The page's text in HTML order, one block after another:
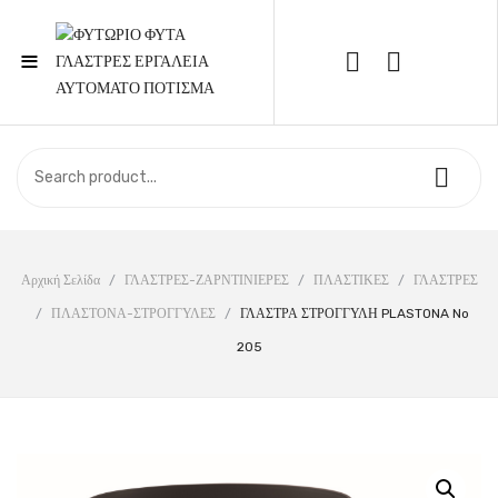
≡
Call Support: 210 6857844
ΣΧΕΤΙΚΆ ΜΕ ΕΜΆΣ
ΕΠΙΚΟΙΝΩΝΊΑ
Αρχική Σελίδα / ΓΛΑΣΤΡΕΣ-ΖΑΡΝΤΙΝΙΕΡΕΣ / ΠΛΑΣΤΙΚΕΣ / ΓΛΑΣΤΡΕΣ
/ ΠΛΑΣΤΟΝΑ-ΣΤΡΟΓΓΥΛΕΣ / ΓΛΑΣΤΡΑ ΣΤΡΟΓΓΥΛΗ PLASTONA No
205